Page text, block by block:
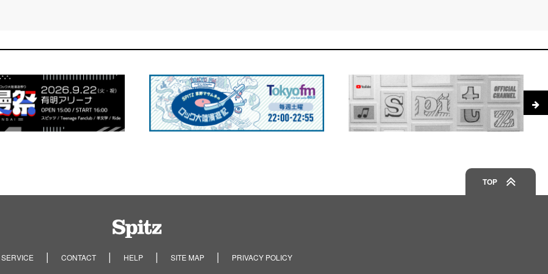
TOP
CONTACT HELP SITE MAP PRIVACY POLICY